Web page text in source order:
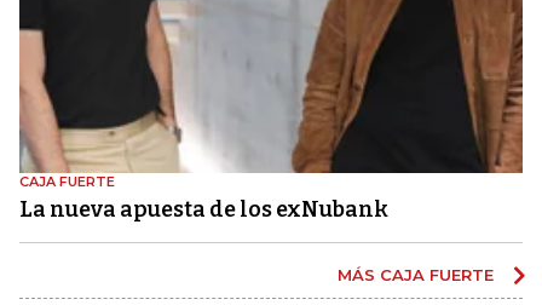
CAJA FUERTE
La nueva apuesta de los exNubank
MÁS CAJA FUERTE